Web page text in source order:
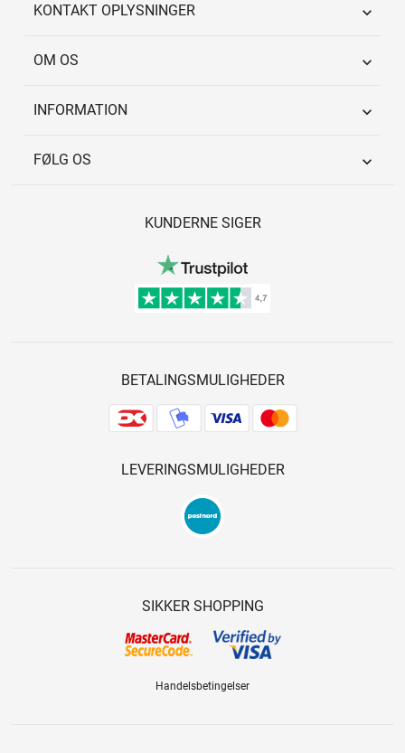
KONTAKT OPLYSNINGER 
OM OS 
INFORMATION 
FØLG OS 
KUNDERNE SIGER
BETALINGSMULIGHEDER
LEVERINGSMULIGHEDER
SIKKER SHOPPING
Handelsbetingelser